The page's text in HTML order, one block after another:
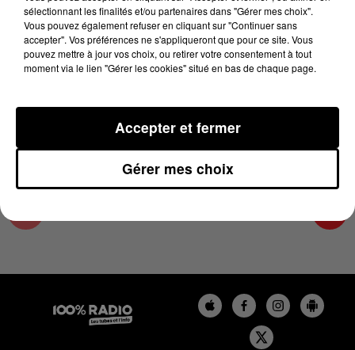
10 avril 2025 - 2 min 13 sec
LES INFOS DU LOT DU 10/04/2025 À 11H59
10/04/2025
sélectionnant les finalités et/ou partenaires dans "Gérer mes choix".
Vous pouvez également refuser en cliquant sur "Continuer sans
accepter". Vos préférences ne s'appliqueront que pour ce site. Vous
pouvez mettre à jour vos choix, ou retirer votre consentement à tout
moment via le lien "Gérer les cookies" situé en bas de chaque page.
Gérer mes choix
Accepter et fermer